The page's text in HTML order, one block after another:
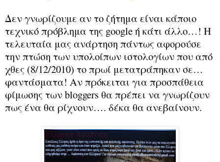
Δεν γνωρίζουμε αν το ζήτημα είναι κάποιο
τεχνικό πρόβλημα της googleή κάτι άλλο…! Η
τελευταία μας ανάρτηση πάντως αφορούσε
την πτώση των υπολοίπων ιστολογίων που από
χθες (8/12/2010) το πρωί μετατράπηκαν σε…
φαντάσματα! Αν πρόκειται για προσπάθεια
φίμωσης τωνbloggers θα πρέπει να γνωρίζουν
πως ένα θα ρίχνουν…. δέκα θα ανεβαίνουν.